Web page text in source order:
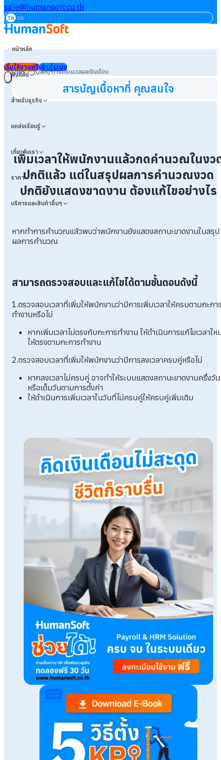
sale@humansoft.co.th
TH EN
หน้าหลัก
ฟังก์ชัน
สำหรับธุรกิจ
แหล่งเรียนรู้
เกี่ยวกับเรา
ราคา
บริการและสินค้าอื่นๆ
เริ่มใช้งานฟรีเข้าสู่ระบบ
Q&A>(Q&A) การประมวลผลเงินเดือน
สารบัญเนื้อหาที่ คุณสนใจ
เพิ่มเวลาให้พนักงานแล้วกดคำนวณในงว
ปกติแล้ว แต่ในสรุปผลการคำนวณงวด
ปกติยังแสดงขาดงาน ต้องแก้ไขอย่างไร
หากทำการคำนวณแล้วพบว่าพนักงานยังแสดงสถานะขาดงานในสรุป
ผลการคำนวณ
สามารถตรวจสอบและแก้ไขได้ตามขั้นตอนดังนี้
1.ตรวจสอบเวลาที่เพิ่มให้พนักงานว่ามีการเพิ่มเวลาให้ครบตามกะกา
ทำงานหรือไม่
หากเพิ่มเวลาไม่ตรงกับกะการทำงาน ให้ดำเนินการแก้ไขเวลาให
ให้ตรงตามกะการทำงาน
2.ตรวจสอบเวลาที่เพิ่มให้พนักงานว่ามีการลงเวลาครบคู่หรือไม่
หากลงเวลาไม่ครบคู่ อาจทำให้ระบบแสดงสถานะขาดงานครึ่งวัน
หรือเต็มวันตามการตั้งค่า
ให้ดำเนินการเพิ่มเวลาในวันที่ไม่ครบคู่ให้ครบคู่เพิ่มเติม